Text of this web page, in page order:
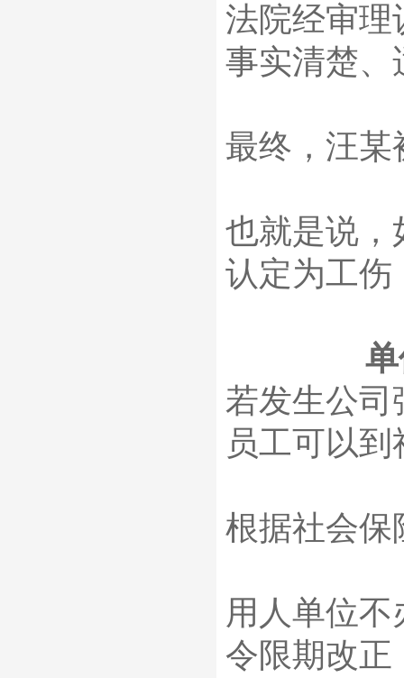
法院经审理
事实清楚、
最终，汪某
也就是说，
认定为工伤
若发生公司
员工可以
根据社会保
用人单位
令限期改正